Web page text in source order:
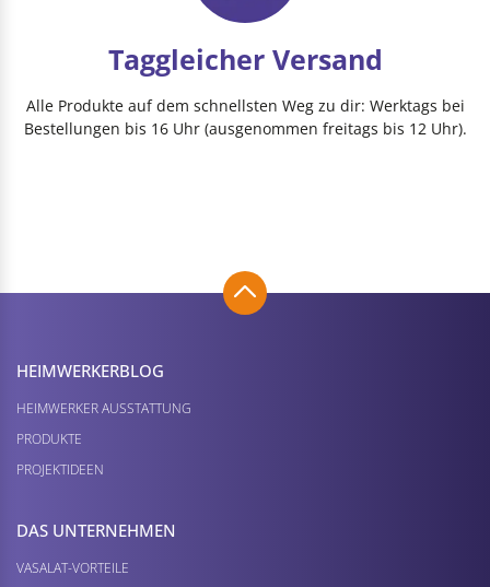
Taggleicher Versand
Alle Produkte auf dem schnellsten Weg zu dir: Werktags bei
Bestellungen bis 16 Uhr (ausgenommen freitags bis 12 Uhr).
HEIMWERKER­BLOG
HEIMWERKER AUSSTATTUNG
PRODUKTE
PROJEKTIDEEN
DAS UNTERNEHMEN
VASALAT-VORTEILE